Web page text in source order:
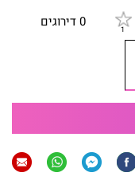
0 דירוגים